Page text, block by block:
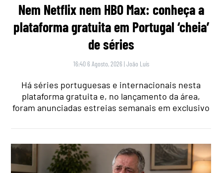
Nem Netflix nem HBO Max: conheça a
plataforma gratuita em Portugal ‘cheia’
de séries
16:40 6 Agosto, 2026 |João Luís
Há séries portuguesas e internacionais nesta
plataforma gratuita e, no lançamento da área,
foram anunciadas estreias semanais em exclusivo